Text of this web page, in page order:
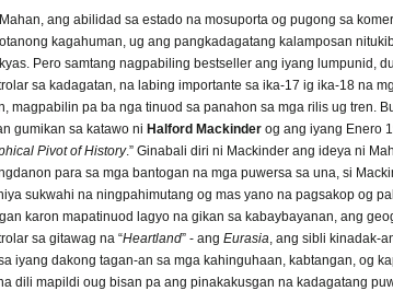
ang abilidad sa estado na mosuporta og pugong sa
kagahuman, ug ang pangkadagatang kalamposan
Pero samtang nagpabiling bestseller ang iyang lumpunid,
sa kadagatan, na labing importante sa ika-17 ig ika-18 na
magpabilin pa ba nga tinuod sa panahon sa mga rilis ug tren.
gumikan sa katawo ni Halford Mackinder og ang iyang Enero
Pivot of History.” Ginabali diri ni Mackinder ang ideya ni
para sa mga bantogan na mga puwersa sa una, si
sukwahi na ningpahimutang og mas yano na pagsakop og
karon mapatinuod lagyo na gikan sa kabaybayanan, ang
sa gitawag na “Heartland” - ang Eurasia , ang sibli kinadak-
iyang dakong tagan-an sa mga kahinguhaan, kabtangan, og
dili mapildi oug bisan pa ang pinakakusgan na kadagatang